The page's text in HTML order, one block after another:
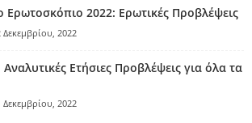
Ερωτοσκόπιο 2022: Ερωτικές Προβλέψεις
Δεκεμβρίου, 2022
Ετήσιες Προβλέψεις για όλα τα
Δεκεμβρίου, 2022